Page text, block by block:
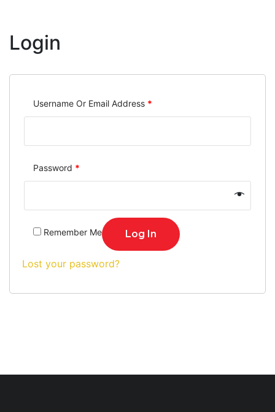
Login
Username Or Email Address *
Password *
Remember Me Log In
Lost your password?